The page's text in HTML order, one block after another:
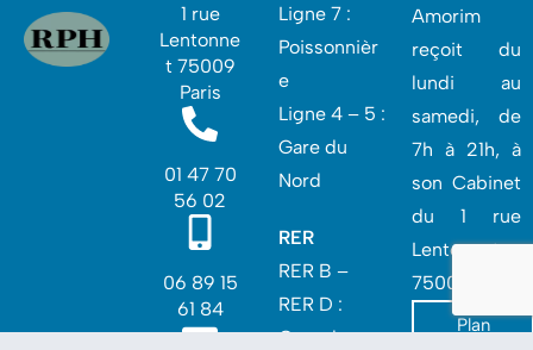
1 rue
Lentonne
t 75009
Paris
01 47 70
56 02
06 89 15
61 84
Ligne 7 :
Poissonnièr
e
Ligne 4 – 5 :
Gare du
Nord
RER
RER B –
RER D :
Gare du
Amorim
reçoit du
lundi au
samedi, de
7h à 21h, à
son Cabinet
du 1 rue
Lentonnet –
75009 Paris.
Plan